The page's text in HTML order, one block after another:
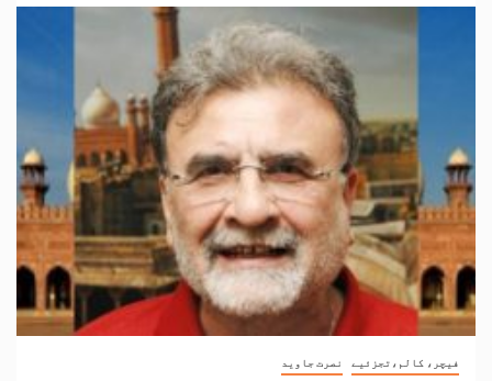
فیچر، کالم،تجزئیے نصرت جاوید